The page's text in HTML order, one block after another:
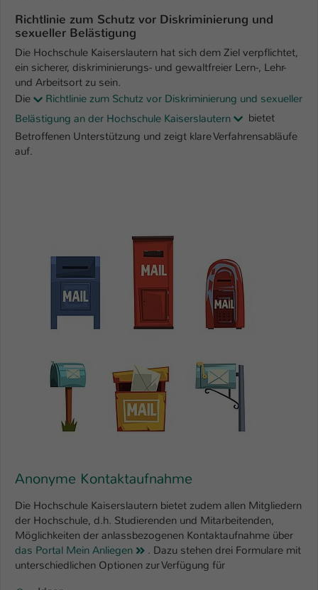
Richtlinie zum Schutz vor Diskriminierung und
sexueller Belästigung
Die Hochschule Kaiserslautern hat sich dem Ziel verpflichtet,
ein sicherer, diskriminierungs- und gewaltfreier Lern-, Lehr-
und Arbeitsort zu sein.
Die
Richtlinie zum Schutz vor Diskriminierung und sexueller
Belästigung an der Hochschule Kaiserslautern
bietet
Betroffenen Unterstützung und zeigt klare Verfahrensabläufe
auf.
Anonyme Kontaktaufnahme
Die Hochschule Kaiserslautern bietet zudem allen Mitgliedern
der Hochschule, d.h. Studierenden und Mitarbeitenden,
Möglichkeiten der anlassbezogenen Kontaktaufnahme über
das Portal Mein Anliegen
. Dazu stehen drei Formulare mit
unterschiedlichen Optionen zur Verfügung für
Zweck
generierte ID, für die historische
Speicherung Ihrer vorgenommen
Einstellungen, falls der Webseiten-
Betreiber dies eingestellt hat.
Name fe_typo_user / PHPSESSID
Anbieter TYPO3
eines Intranet-Logins die Session-ID. So
kann der eingeloggte Benutzer
wiedererkannt werden und es wird ihm
Zugang zu geschützten Bereichen
Anbieter TYPO3
Laufzeit 1 Tag
Dieser Cookie teilt der Webseite mit, ob
zu verwalten.